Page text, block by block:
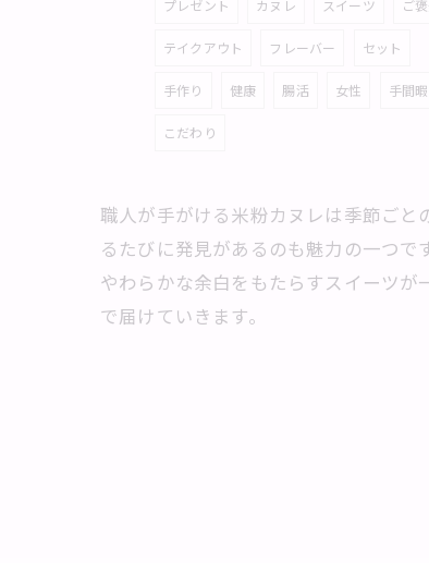
プレゼント カヌレ スイーツ ご
テイクアウト フレーバー セット
手作り 健康 腸活 女性 手間暇
こだわり
職人が手がける米粉カヌレは季節ご
るたびに発見があるのも魅力の一つ
やわらかな余白をもたらすスイーツ
で届けていきます。